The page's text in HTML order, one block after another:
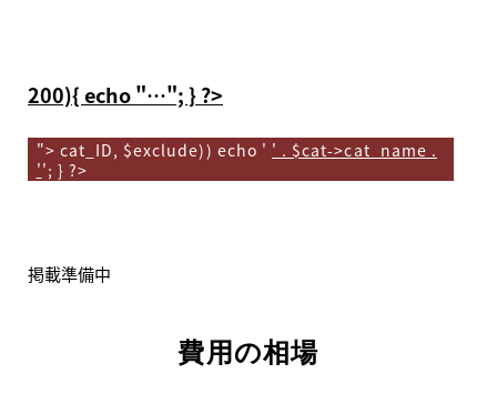
200){ echo "…"; } ?>
"> cat_ID, $exclude)) echo ' ' . $cat->cat_name .
''; } ?>
掲載準備中
費用の相場